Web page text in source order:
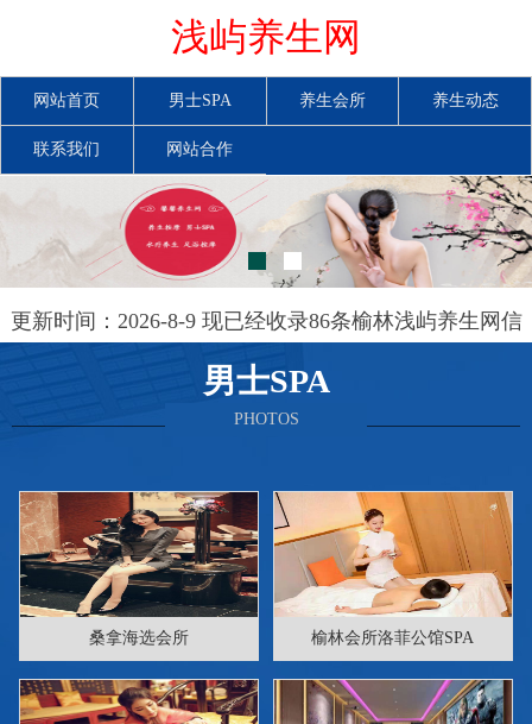
浅屿养生网
网站首页 男士SPA 养生会所 养生动态
联系我们 网站合作
更新时间：2026-8-9 现已经收录86条榆林浅屿养生网信
男士SPA
PHOTOS
桑拿海选会所 榆林会所洛菲公馆SPA